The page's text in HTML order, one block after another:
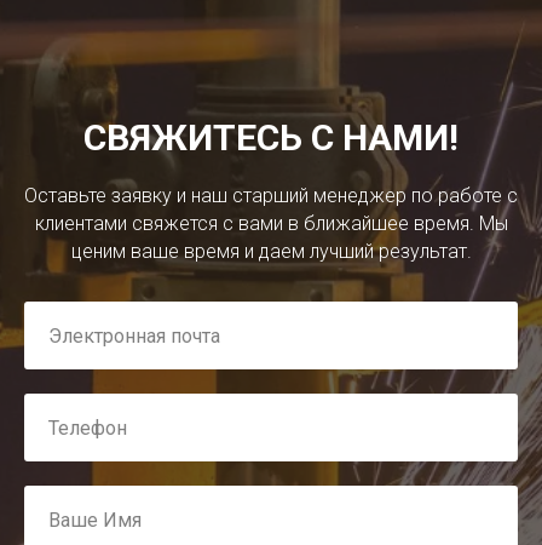
СВЯЖИТЕСЬ С НАМИ!
Оставьте заявку и наш старший менеджер по работе с
клиентами свяжется с вами в ближайшее время. Мы
ценим ваше время и даем лучший результат.